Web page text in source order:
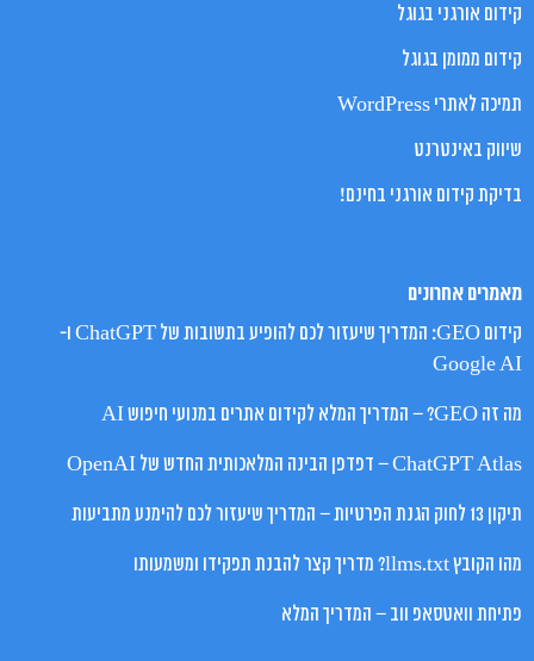
קידום אורגני בגוגל
קידום ממומן בגוגל
תמיכה לאתרי WordPress
שיווק באינטרנט
בדיקת קידום אורגני בחינם!
מאמרים אחרונים
קידום GEO: המדריך שיעזור לכם להופיע בתשובות של ChatGPT ו-
Google AI
מה זה GEO? – המדריך המלא לקידום אתרים במנועי חיפוש AI
ChatGPT Atlas – דפדפן הבינה המלאכותית החדש של OpenAI
תיקון 13 לחוק הגנת הפרטיות – המדריך שיעזור לכם להימנע מתביעות
מהו הקובץ llms.txt? מדריך קצר להבנת תפקידו ומשמעותו
פתיחת וואטסאפ ווב – המדריך המלא